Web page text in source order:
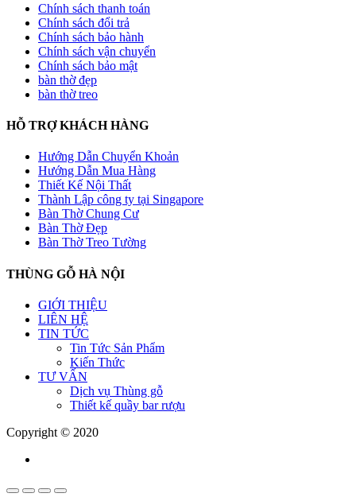
Chính sách thanh toán
Chính sách đổi trả
Chính sách bảo hành
Chính sách vận chuyển
Chính sách bảo mật
bàn thờ đẹp
bàn thờ treo
HỖ TRỢ KHÁCH HÀNG
Hướng Dẫn Chuyển Khoản
Hướng Dẫn Mua Hàng
Thiết Kế Nội Thất
Thành Lập công ty tại Singapore
Bàn Thờ Chung Cư
Bàn Thờ Đẹp
Bàn Thờ Treo Tường
THÙNG GỖ HÀ NỘI
GIỚI THIỆU
LIÊN HỆ
TIN TỨC
Tin Tức Sản Phẩm
Kiến Thức
TƯ VẤN
Dịch vụ Thùng gỗ
Thiết kế quầy bar rượu
Copyright © 2020